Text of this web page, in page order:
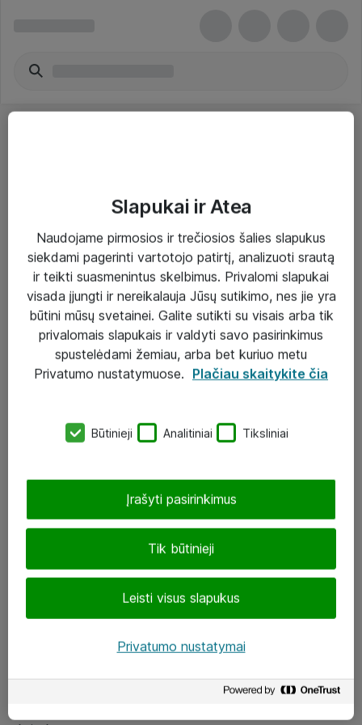
Paslaugos
Sprendimai
Įgyvendinti projektai
Atea ekspertų patarimai verslui
eShop@atea.lt
LinkedIn
Slapukai ir Atea
Naudojame pirmosios ir trečiosios šalies slapukus
siekdami pagerinti vartotojo patirtį, analizuoti srautą
ir teikti suasmenintus skelbimus. Privalomi slapukai
visada įjungti ir nereikalauja Jūsų sutikimo, nes jie yra
būtini mūsų svetainei. Galite sutikti su visais arba tik
privalomais slapukais ir valdyti savo pasirinkimus
spustelėdami žemiau, arba bet kuriuo metu
Privatumo nustatymuose. Plačiau skaitykite čia
Būtinieji Analitiniai Tiksliniai
Tik būtinieji
Leisti visus slapukus
Įrašyti pasirinkimus
Privatumo nustatymai